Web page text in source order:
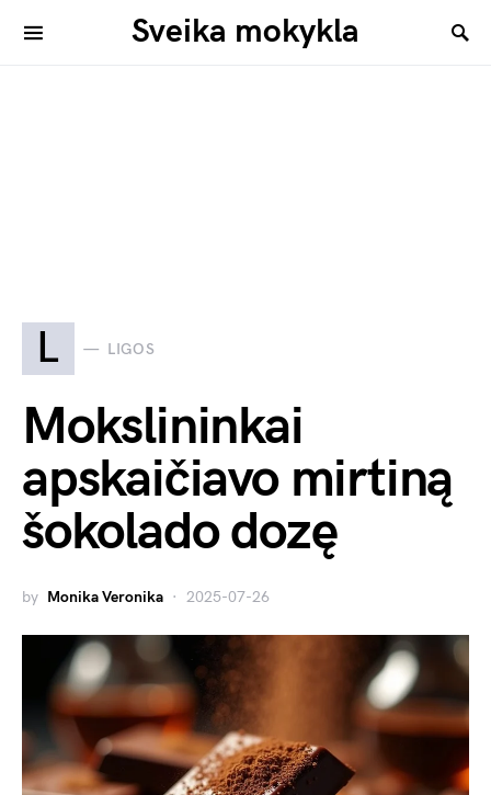
Sveika mokykla
L LIGOS
Mokslininkai
apskaičiavo mirtiną
šokolado dozę
by Monika Veronika 2025-07-26